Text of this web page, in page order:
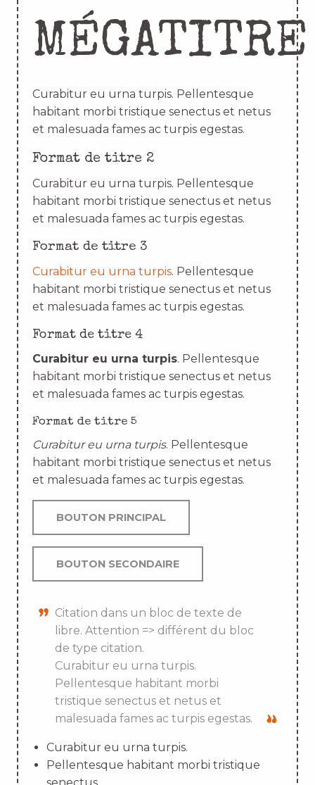
MÉGATITRE
Curabitur eu urna turpis. Pellentesque
habitant morbi tristique senectus et netus
et malesuada fames ac turpis egestas.
Format de titre 2
Curabitur eu urna turpis. Pellentesque
habitant morbi tristique senectus et netus
et malesuada fames ac turpis egestas.
Format de titre 3
Curabitur eu urna turpis. Pellentesque
habitant morbi tristique senectus et netus
et malesuada fames ac turpis egestas.
Format de titre 4
Curabitur eu urna turpis. Pellentesque
habitant morbi tristique senectus et netus
et malesuada fames ac turpis egestas.
Format de titre 5
Curabitur eu urna turpis. Pellentesque
habitant morbi tristique senectus et netus
et malesuada fames ac turpis egestas.
BOUTON PRINCIPAL
BOUTON SECONDAIRE
Citation dans un bloc de texte de
libre. Attention => différent du bloc
de type citation.
Curabitur eu urna turpis.
Pellentesque habitant morbi
tristique senectus et netus et
malesuada fames ac turpis egestas.
Curabitur eu urna turpis.
Pellentesque habitant morbi tristique